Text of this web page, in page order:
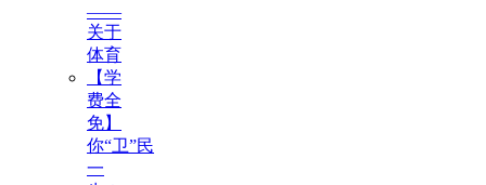
——
关于
体育
【学
费全
免】
你“卫”民
一